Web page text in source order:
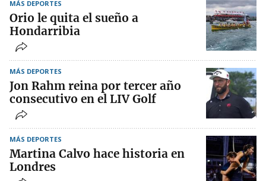
MÁS DEPORTES
Orio le quita el sueño a
Hondarribia
MÁS DEPORTES
Jon Rahm reina por tercer año
consecutivo en el LIV Golf
MÁS DEPORTES
Martina Calvo hace historia en
Londres